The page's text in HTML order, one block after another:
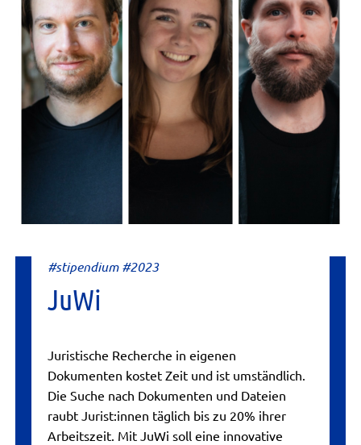
#stipendium #2023
JuWi
Juristische Recherche in eigenen
Dokumenten kostet Zeit und ist umständlich.
Die Suche nach Dokumenten und Dateien
raubt Jurist:innen täglich bis zu 20% ihrer
Arbeitszeit. Mit JuWi soll eine innovative